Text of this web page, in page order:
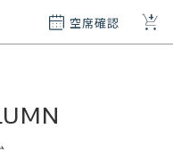
空席確認 +